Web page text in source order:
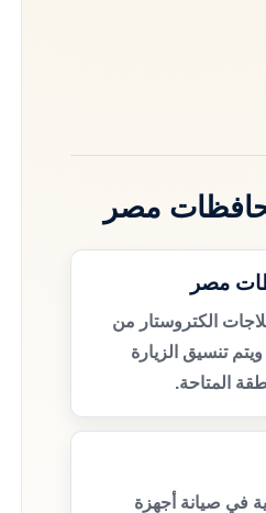
مصر
مصر
الكتروستار من
تنسيق الزيارة
المتاحة.
في صيانة أجهزة